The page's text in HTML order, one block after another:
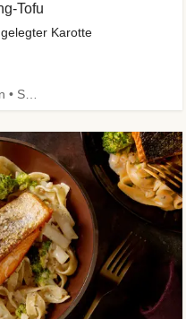
Tofu
Karotte